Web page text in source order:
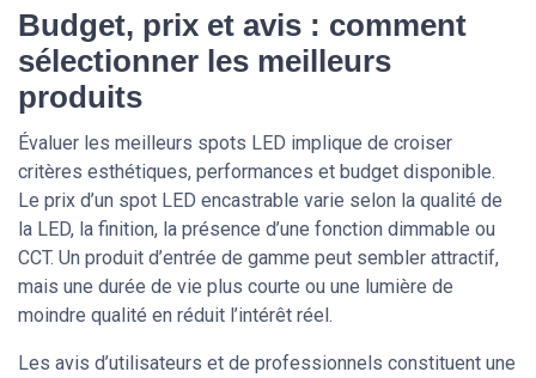
Budget, prix et avis : comment
sélectionner les meilleurs
produits
Évaluer les meilleurs spots LED implique de croiser
critères esthétiques, performances et budget disponible.
Le prix d’un spot LED encastrable varie selon la qualité de
la LED, la finition, la présence d’une fonction dimmable ou
CCT. Un produit d’entrée de gamme peut sembler attractif,
mais une durée de vie plus courte ou une lumière de
moindre qualité en réduit l’intérêt réel.
Les avis d’utilisateurs et de professionnels constituent une